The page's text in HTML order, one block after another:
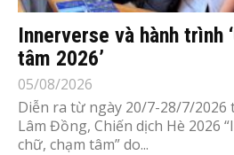
Innerverse và hành trình
tâm 2026’
05/08/2026
Diễn ra từ ngày 20/7-28/7/2026
Lâm Đồng, Chiến dịch Hè 2026
chữ, chạm tâm” do...